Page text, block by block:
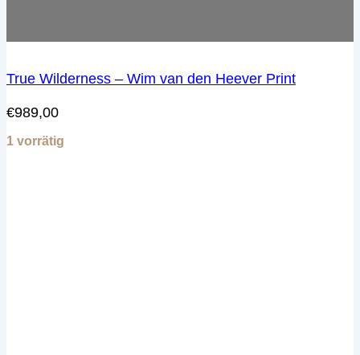
True Wilderness – Wim van den Heever Print
€989,00
1 vorrätig